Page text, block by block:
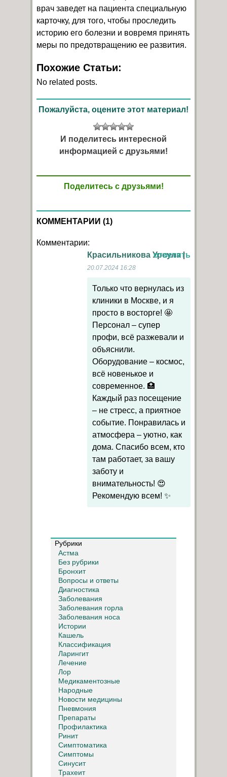
врач заведет на пациента специальную
карточку, для того, чтобы проследить
историю его болезни и вовремя принять
меры по предотвращению ее развития.
Похожие Статьи:
No related posts.
Пожалуйста, оцените этот материал!
И поделитесь интересной
информацией с друзьями!
Поделитесь с друзьями!
КОММЕНТАРИИ (1)
Комментарии:
Красильникова Урсула|
20.07.2024 16:28
ответить
Только что вернулась из
клиники в Москве, и я
просто в восторге! 🤩
Персонал – супер
профи, всё разжевали и
объяснили.
Оборудование – космос,
всё новенькое и
современное. 🏥
Каждый раз посещение
– не стресс, а приятное
событие. Понравилась и
атмосфера – уютно, как
дома. Спасибо всем, кто
там работает, за вашу
заботу и
внимательность! 😍
Рекомендую всем! ✨
Рубрики
Астма
Без рубрики
Бронхит
Вопросы и ответы
Диагностика
Заболевания
Заболевания горла
Заболевания носа
Истории
Кашель
Классификация
Ларингит
Лечение
Лор
Медикаментозные
Народные
Новости медицины
Пневмония
Препараты
Профилактика
Ринит
Симптоматика
Симптомы
Синусит
Трахеит